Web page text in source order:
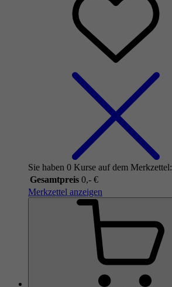
Sie haben 0 Kurse auf dem Merkzettel:
Gesamtpreis 0,- €
Merkzettel anzeigen